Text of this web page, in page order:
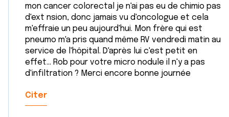
mon cancer colorectal je n'ai pas eu de chimio pas
d'ext nsion, donc jamais vu d'oncologue et cela
m'effraie un peu aujourd'hui. Mon frère qui est
pneumo m'a pris quand même RV vendredi matin au
service de l'hôpital. D'après lui c'est petit en
effet... Rob pour votre micro nodule il n'y a pas
d'infiltration ? Merci encore bonne journée
Citer